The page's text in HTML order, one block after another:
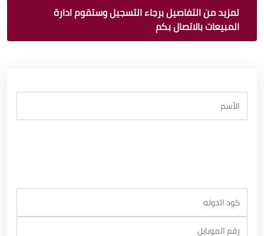
لمزيد من التفاصيل برجاء التسجيل وستقوم ادارة
المبيعات بالاتصال بكم